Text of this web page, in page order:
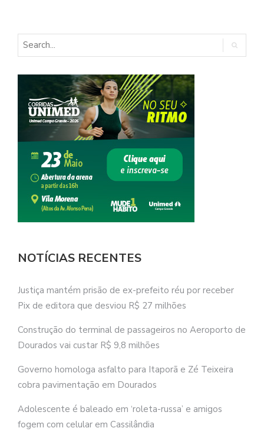
NOTÍCIAS RECENTES
Justiça mantém prisão de ex-prefeito réu por receber
Pix de editora que desviou R$ 27 milhões
Construção do terminal de passageiros no Aeroporto de
Dourados vai custar R$ 9,8 milhões
Governo homologa asfalto para Itaporã e Zé Teixeira
cobra pavimentação em Dourados
Adolescente é baleado em ‘roleta-russa’ e amigos
fogem com celular em Cassilândia